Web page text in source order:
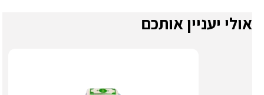
אולי יעניין אותכם